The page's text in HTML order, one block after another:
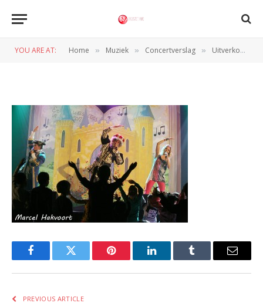
YOU ARE AT: Home » Muziek » Concertverslag » Uitverkocht Sprookjesconcert in Sportcentrum ’t Hoogkoor
FacebookTwitter Pinterest LinkedInTumblr Email
PREVIOUS ARTICLE